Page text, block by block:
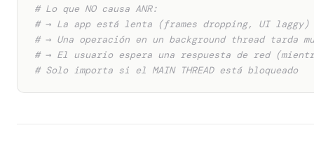
# Lo que NO causa ANR:
# → La app está lenta (frames dropping, UI laggy)
# → Una operación en un background thread tarda
# → El usuario espera una respuesta de red
# Solo importa si el MAIN THREAD está bloqueado